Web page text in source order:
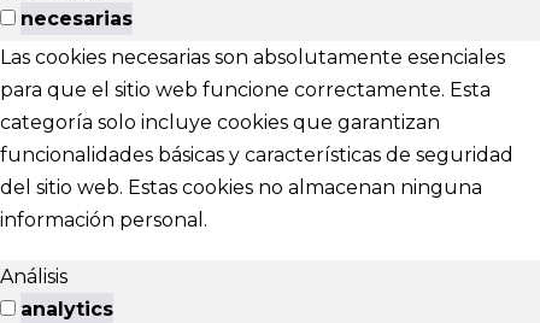
necesarias
Las cookies necesarias son absolutamente esenciales
para que el sitio web funcione correctamente. Esta
categoría solo incluye cookies que garantizan
funcionalidades básicas y características de seguridad
del sitio web. Estas cookies no almacenan ninguna
información personal.
Análisis
analytics